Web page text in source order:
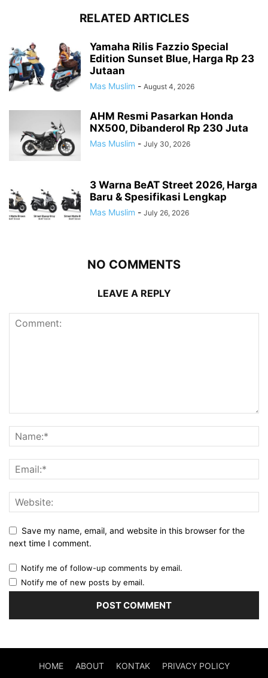
RELATED ARTICLES
Yamaha Rilis Fazzio Special
Edition Sunset Blue, Harga Rp 23
Jutaan
Mas Muslim - August 4, 2026
AHM Resmi Pasarkan Honda
NX500, Dibanderol Rp 230 Juta
Mas Muslim - July 30, 2026
3 Warna BeAT Street 2026, Harga
Baru & Spesifikasi Lengkap
Mas Muslim - July 26, 2026
NO COMMENTS
LEAVE A REPLY
Save my name, email, and website in this browser for the
next time I comment.
Notify me of follow-up comments by email.
Notify me of new posts by email.
HOME ABOUT KONTAK PRIVACY POLICY